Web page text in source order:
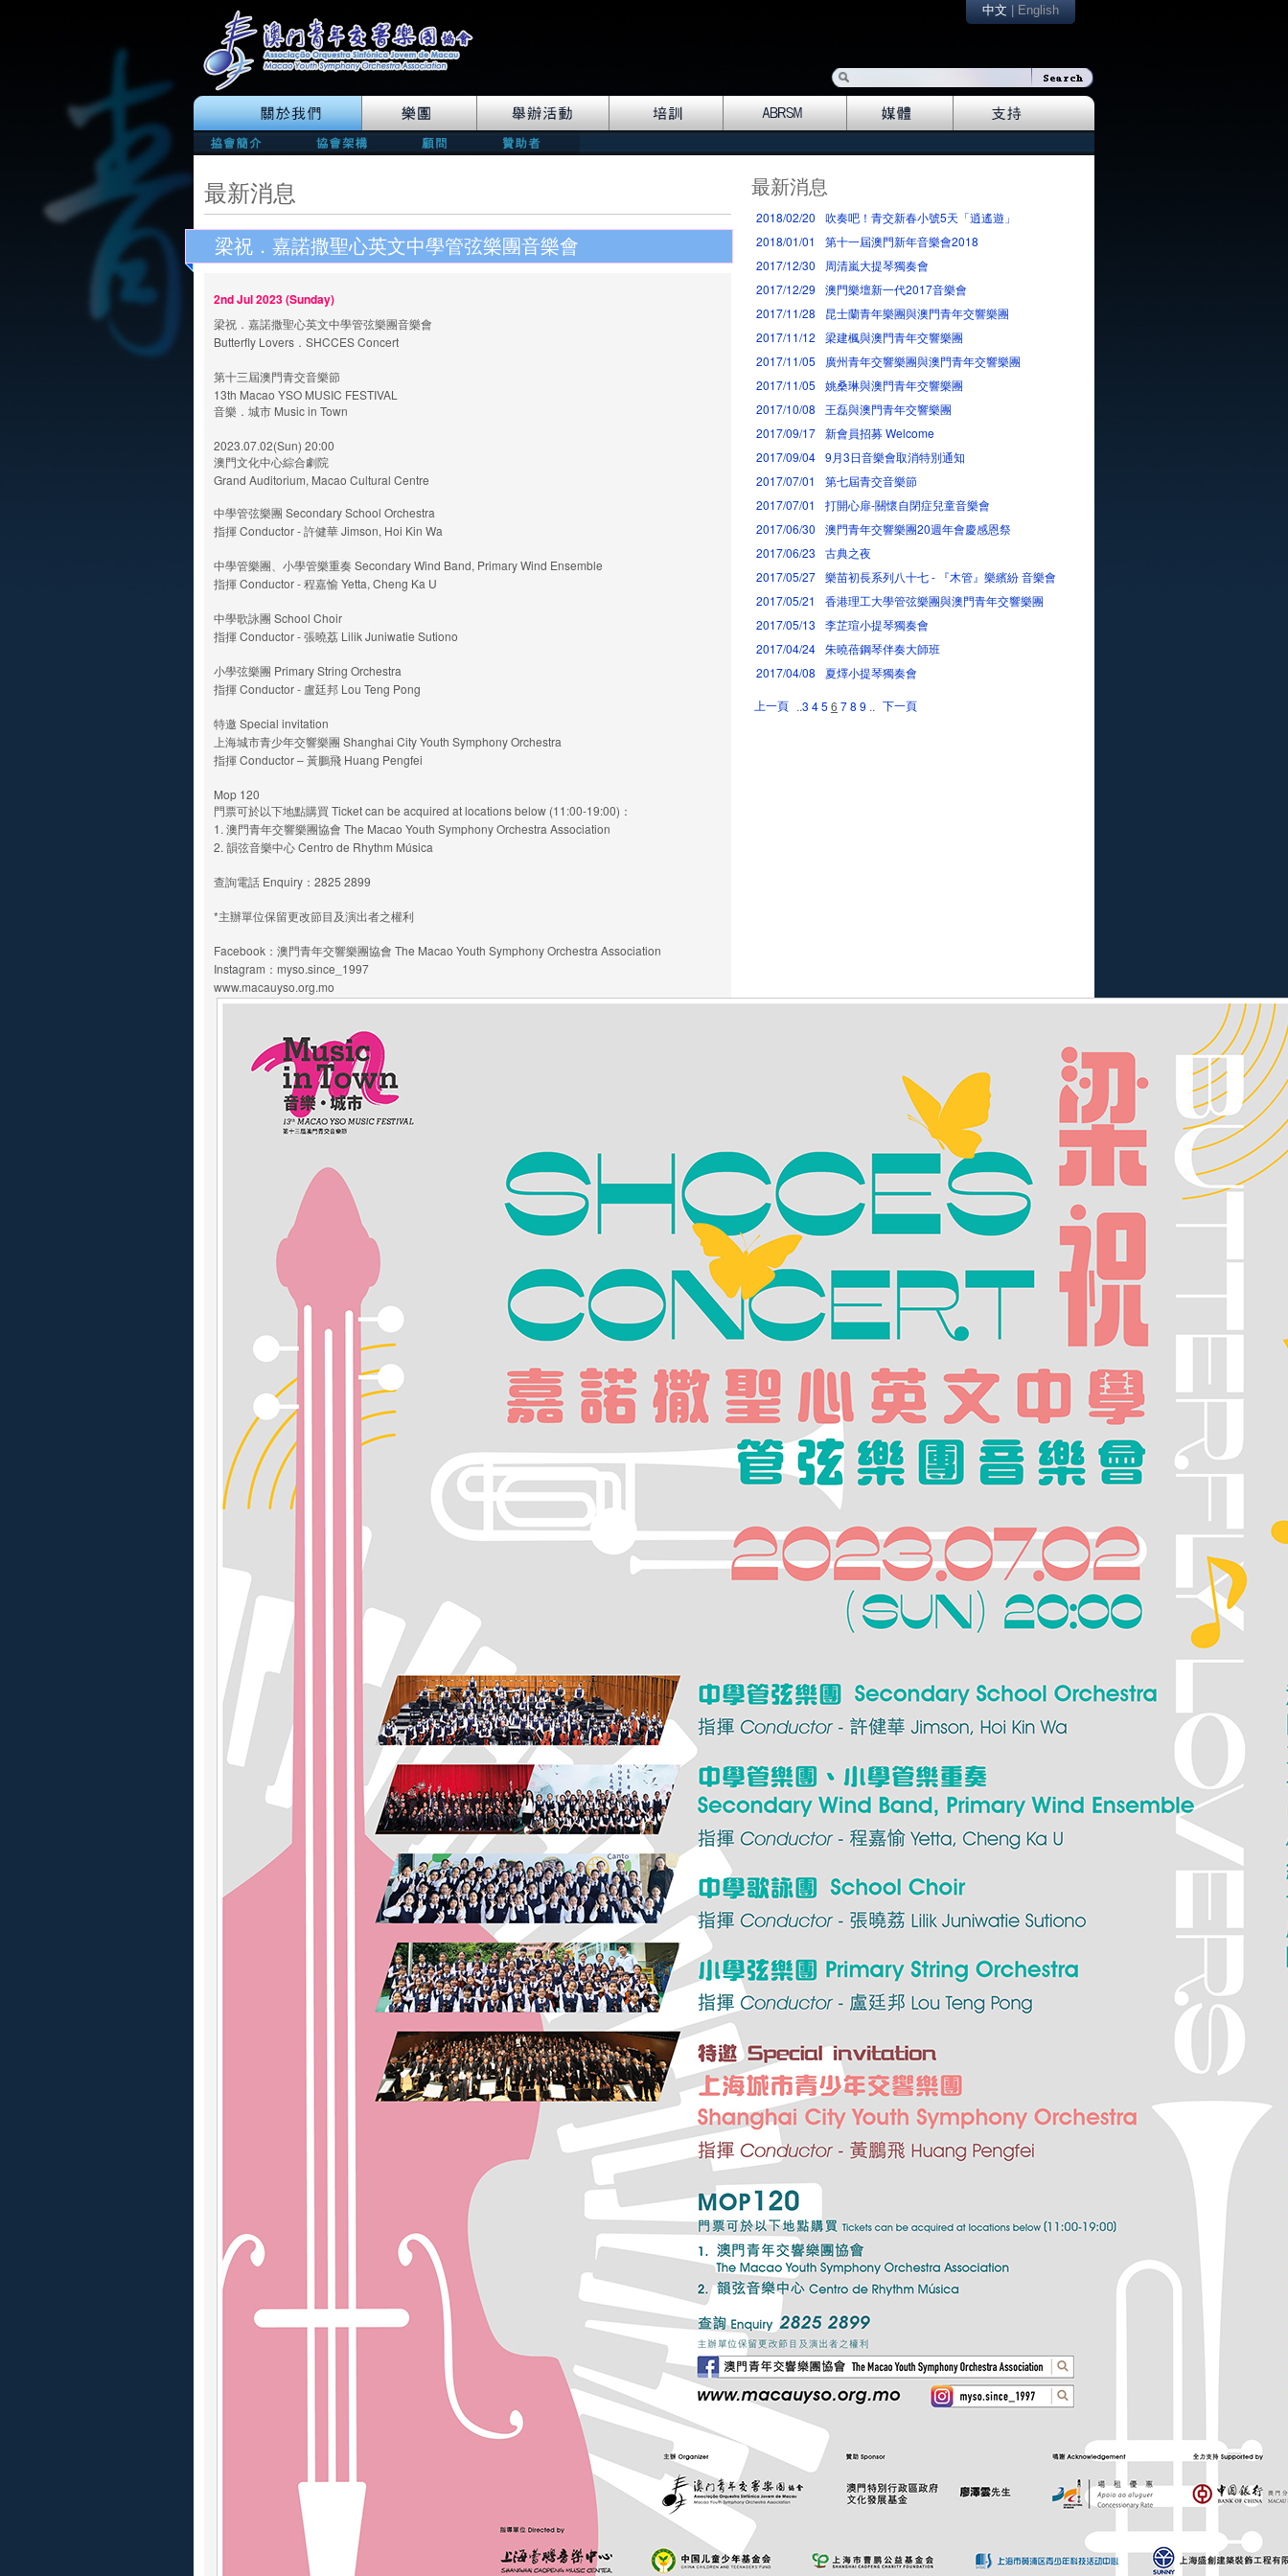
中文 English
最新消息
梁祝．嘉諾撒聖心英文中學管弦樂團音樂會
2nd Jul 2023 (Sunday)
梁祝．嘉諾撒聖心英文中學管弦樂團音樂會
Butterfly Lovers．SHCCES Concert
第十三屆澳門青交音樂節
13th Macao YSO MUSIC FESTIVAL
音樂．城市 Music in Town
2023.07.02(Sun) 20:00
澳門文化中心綜合劇院
Grand Auditorium, Macao Cultural Centre
中學管弦樂團 Secondary School Orchestra
指揮 Conductor - 許健華 Jimson, Hoi Kin Wa
中學管樂團、小學管樂重奏 Secondary Wind Band, Primary Wind Ensemble
指揮 Conductor - 程嘉愉 Yetta, Cheng Ka U
中學歌詠團 School Choir
指揮 Conductor - 張曉荔 Lilik Juniwatie Sutiono
小學弦樂團 Primary String Orchestra
指揮 Conductor - 盧廷邦 Lou Teng Pong
特邀 Special invitation
上海城市青少年交響樂團 Shanghai City Youth Symphony Orchestra
指揮 Conductor – 黃鵬飛 Huang Pengfei
Mop 120
門票可於以下地點購買 Ticket can be acquired at locations below (11:00-19:00)：
1. 澳門青年交響樂團協會 The Macao Youth Symphony Orchestra Association
2. 韻弦音樂中心 Centro de Rhythm Música
查詢電話 Enquiry：2825 2899
*主辦單位保留更改節目及演出者之權利
Facebook：澳門青年交響樂團協會 The Macao Youth Symphony Orchestra Association
Instagram：myso.since_1997
www.macauyso.org.mo
最新消息
2018/02/20
吹奏吧！青交新春小號5天「逍遙遊」
2018/01/01
第十一屆澳門新年音樂會2018
2017/12/30
周清嵐大提琴獨奏會
2017/12/29
澳門樂壇新一代2017音樂會
2017/11/28
昆士蘭青年樂團與澳門青年交響樂團
2017/11/12
梁建楓與澳門青年交響樂團
2017/11/05
廣州青年交響樂團與澳門青年交響樂團
2017/11/05
姚桑琳與澳門青年交響樂團
2017/10/08
王磊與澳門青年交響樂團
2017/09/17 新會員招募 Welcome
2017/09/04 9月3日音樂會取消特別通知
2017/07/01
第七屆青交音樂節
2017/07/01
打開心扉-關懷自閉症兒童音樂會
2017/06/30
澳門青年交響樂團20週年會慶感恩祭
2017/06/23
古典之夜
2017/05/27 樂苗初長系列八十七 - 『木管』樂繽紛 音樂會
2017/05/21
香港理工大學管弦樂團與澳門青年交響樂團
2017/05/13
李芷瑄小提琴獨奏會
2017/04/24 朱曉蓓鋼琴伴奏大師班
2017/04/08
夏燡小提琴獨奏會
上一頁 ..3 45 6 78 9 .. 下一頁